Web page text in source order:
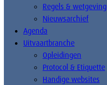
Regels & wetgeving
Nieuwsarchief
Agenda
Uitvaartbranche
Opleidingen
Protocol & Etiquette
Handige websites